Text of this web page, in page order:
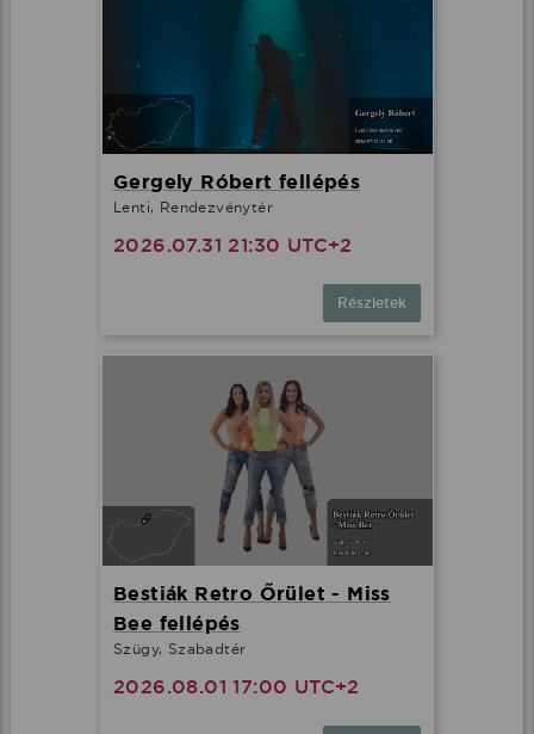
Gergely Róbert fellépés
Lenti, Rendezvénytér
2026.07.31 21:30 UTC+2
Részletek
Bestiák Retro Őrület - Miss
Bee fellépés
Szügy, Szabadtér
2026.08.01 17:00 UTC+2